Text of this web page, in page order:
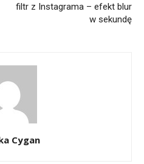
filtr z Instagrama – efekt blur
w sekundę
Cygan